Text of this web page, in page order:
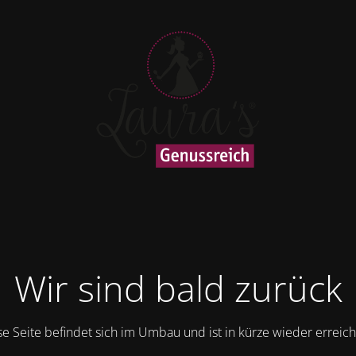
Wir sind bald zurück
Seite befindet sich im Umbau und ist in kürze wieder